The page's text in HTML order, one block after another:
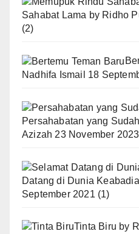
Sahabat Lama by Ridho
(2)
Nadhifa Ismail
18
Persahabatan yang
Azizah 23 November 2023
Datang di Dunia
September 2021 (1)
Tinta Biru by